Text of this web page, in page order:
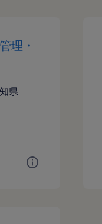
理・
県